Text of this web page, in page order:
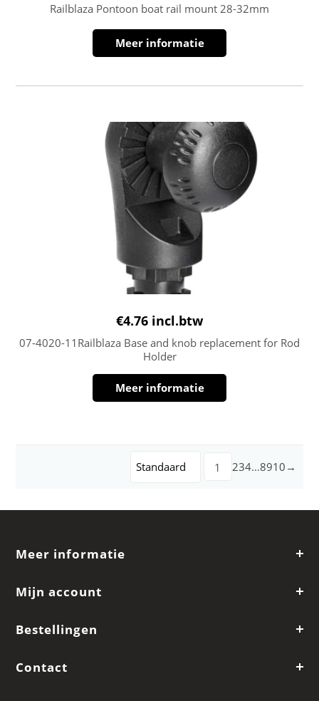
Railblaza Pontoon boat rail mount 28-32mm
Meer informatie
€4.76 incl.btw
07-4020-11Railblaza Base and knob replacement for Rod
Holder
Meer informatie
Standaard 1 234…8910 →
Meer informatie
Mijn account
Bestellingen
Contact